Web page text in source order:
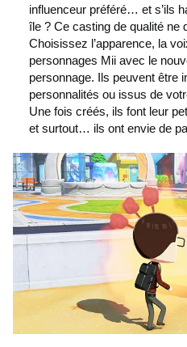
l
i
influenceur préféré… et s’ils
île ? Ce casting de qualité ne
Choisissez l’apparence, la
personnages Mii avec le
personnage. Ils peuvent être
personnalités ou issus de
Une fois créés, ils font leur
et surtout… ils ont envie de